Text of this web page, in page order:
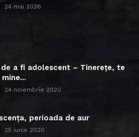
24 mai 2026
de a fi adolescent – Tinerețe, te
24 noiembrie 2020
perioada de aur
25 iunie 2020